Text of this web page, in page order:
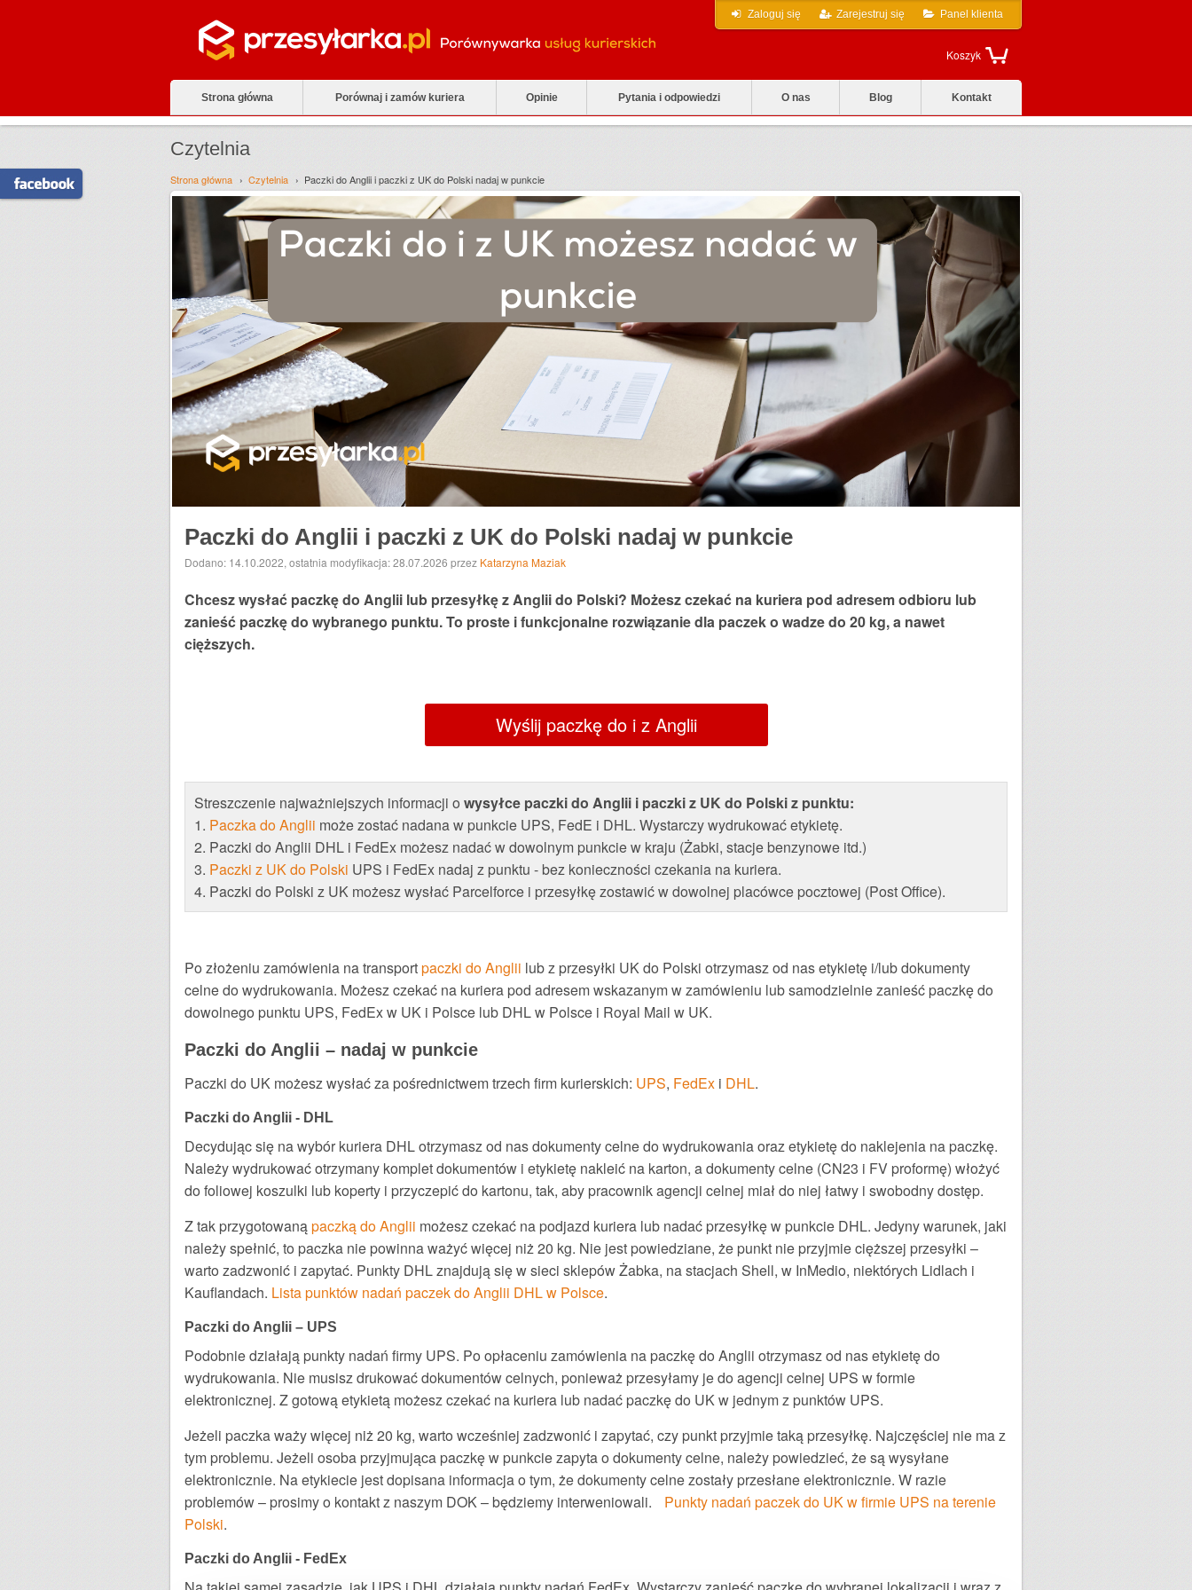
Zaloguj się Zarejestruj się Panel klienta
Koszyk
Strona główna Porównaj i zamów kuriera Opinie Pytania i odpowiedzi O nas Blog Kontakt
Czytelnia
Strona główna Czytelnia Paczki do Anglii i paczki z UK do Polski nadaj w punkcie
Paczki do Anglii i paczki z UK do Polski nadaj w punkcie
Dodano: 14.10.2022, ostatnia modyfikacja: 28.07.2026 przez Katarzyna Maziak
Chcesz wysłać paczkę do Anglii lub przesyłkę z Anglii do Polski? Możesz czekać na kuriera pod adresem odbioru lub
zanieść paczkę do wybranego punktu. To proste i funkcjonalne rozwiązanie dla paczek o wadze do 20 kg, a nawet
cięższych.
Wyślij paczkę do i z Anglii
Streszczenie najważniejszych informacji o wysyłce paczki do Anglii i paczki z UK do Polski z punktu:
1. Paczka do Anglii może zostać nadana w punkcie UPS, FedE i DHL. Wystarczy wydrukować etykietę.
2. Paczki do Anglii DHL i FedEx możesz nadać w dowolnym punkcie w kraju (Żabki, stacje benzynowe itd.)
3. Paczki z UK do Polski UPS i FedEx nadaj z punktu - bez konieczności czekania na kuriera.
4. Paczki do Polski z UK możesz wysłać Parcelforce i przesyłkę zostawić w dowolnej placówce pocztowej (Post Office).
Po złożeniu zamówienia na transportpaczki do Anglii lub z przesyłki UK do Polski otrzymasz od nas etykietę i/lub dokumenty
celne do wydrukowania. Możesz czekać na kuriera pod adresem wskazanym w zamówieniu lub samodzielnie zanieść paczkę do
dowolnego punktu UPS, FedEx w UK i Polsce lub DHL w Polsce i Royal Mail w UK.
Paczki do Anglii – nadaj w punkcie
Paczki do UK możesz wysłać za pośrednictwem trzech firm kurierskich: UPS, FedEx i DHL.
Paczki do Anglii - DHL
Decydując się na wybór kuriera DHL otrzymasz od nas dokumenty celne do wydrukowania oraz etykietę do naklejenia na paczkę.
Należy wydrukować otrzymany komplet dokumentów i etykietę nakleić na karton, a dokumenty celne (CN23 i FV proformę) włożyć
do foliowej koszulki lub koperty i przyczepić do kartonu, tak, aby pracownik agencji celnej miał do niej łatwy i swobodny dostęp.
Z tak przygotowanąpaczką do Anglii możesz czekać na podjazd kuriera lub nadać przesyłkę w punkcie DHL. Jedyny warunek, jaki
należy spełnić, to paczka nie powinna ważyć więcej niż 20 kg. Nie jest powiedziane, że punkt nie przyjmie cięższej przesyłki –
warto zadzwonić i zapytać. Punkty DHL znajdują się w sieci sklepów Żabka, na stacjach Shell, w InMedio, niektórych Lidlach i
Kauflandach. Lista punktów nadań paczek do Anglii DHL w Polsce.
Paczki do Anglii – UPS
Podobnie działają punkty nadań firmy UPS. Po opłaceniu zamówienia na paczkę do Anglii otrzymasz od nas etykietę do
wydrukowania. Nie musisz drukować dokumentów celnych, ponieważ przesyłamy je do agencji celnej UPS w formie
elektronicznej. Z gotową etykietą możesz czekać na kuriera lub nadać paczkę do UK w jednym z punktów UPS.
Jeżeli paczka waży więcej niż 20 kg, warto wcześniej zadzwonić i zapytać, czy punkt przyjmie taką przesyłkę. Najczęściej nie ma z
tym problemu. Jeżeli osoba przyjmująca paczkę w punkcie zapyta o dokumenty celne, należy powiedzieć, że są wysyłane
elektronicznie. Na etykiecie jest dopisana informacja o tym, że dokumenty celne zostały przesłane elektronicznie. W razie
problemów – prosimy o kontakt z naszym DOK – będziemy interweniowali. Punkty nadań paczek do UK w firmie UPS na terenie
Polski.
Paczki do Anglii - FedEx